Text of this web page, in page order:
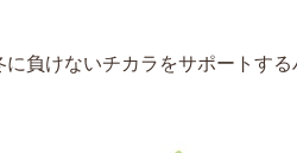
負けないチカラをサポートす